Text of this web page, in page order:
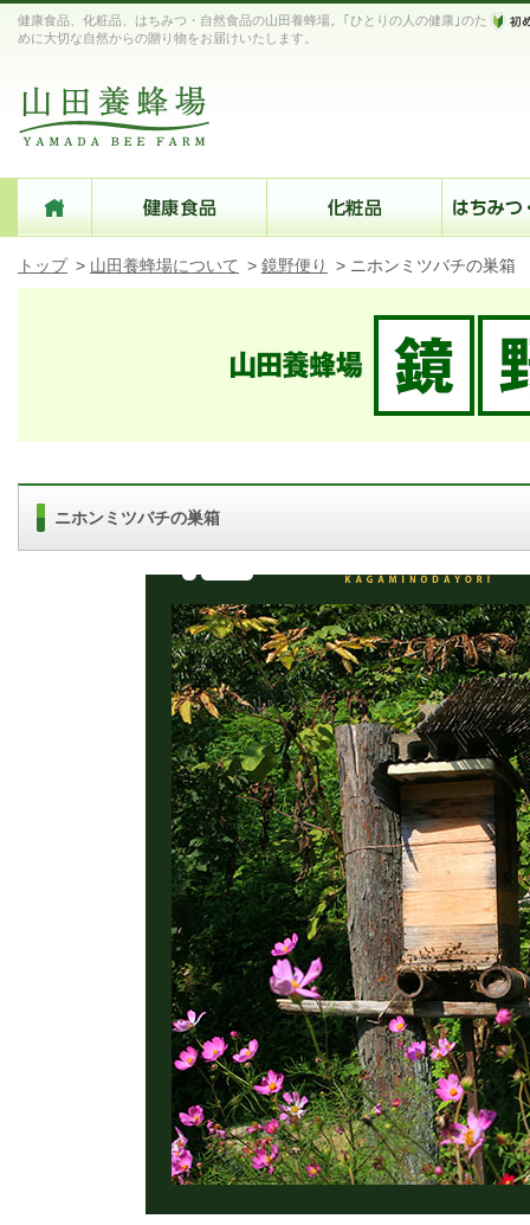
健康食品、化粧品、はちみつ・自然食品の山田養蜂場。｢ひとりの人の健康｣のた
めに大切な自然からの贈り物をお届けいたします。
トップ > 山田養蜂場について > 鏡野便り > ニホンミツバチの巣箱
ニホンミツバチの巣箱